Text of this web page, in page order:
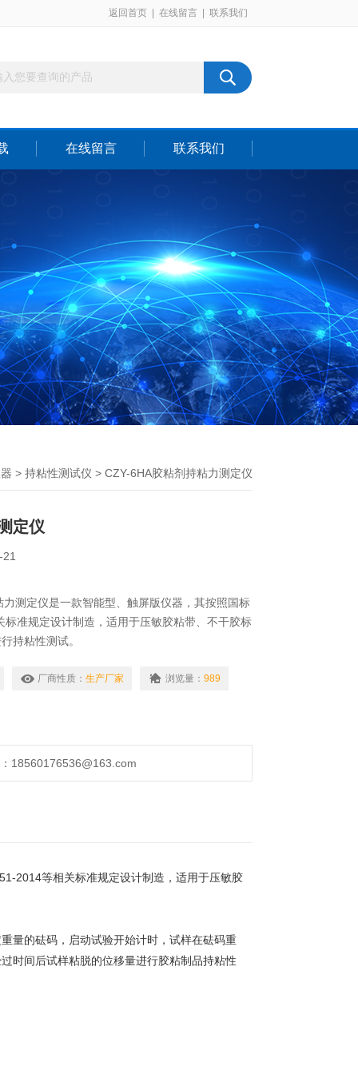
返回首页 在线留言 联系我们
在线留言 联系我们
> 持粘性测试仪 > CZY-6HA胶粘剂持粘力测定仪
定仪
力测定仪是一款智能型、触屏版仪器，其按照国标
标准规定设计制造，适用于压敏胶粘带、不干胶标
持粘性测试。
厂商性质： 生产厂家 浏览量： 989
18560176536@163.com
2014等相关标准规定设计制造，适用于压敏胶
量的砝码，启动试验开始计时，试样在砝码重
时间后试样粘脱的位移量进行胶粘制品持粘性